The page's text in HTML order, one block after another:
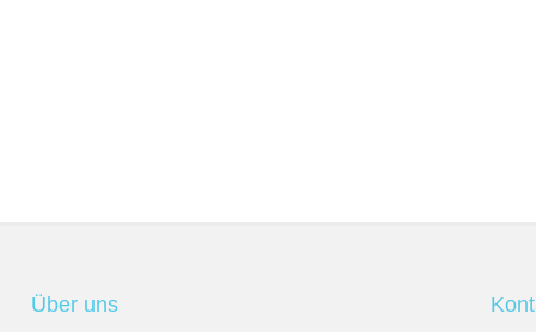
Über uns